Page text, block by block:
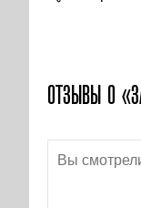
ОТЗЫВЫ О